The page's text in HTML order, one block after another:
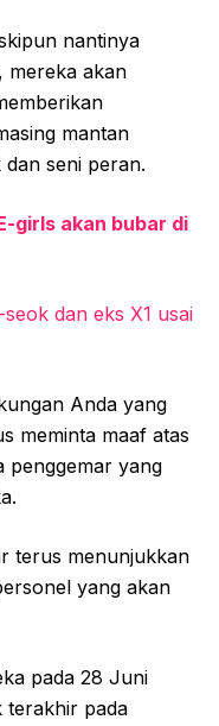
nantinya
mereka akan
mantan
seni peran.
girls akan bubar di
dan eks X1 usai
Anda yang
meminta maaf atas
penggemar yang
terus menunjukkan
yang akan
pada 28 Juni
terakhir pada